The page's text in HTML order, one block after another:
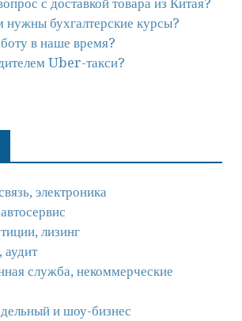
с доставкой товара из Китая?
нужны бухгалтерские курсы?
в наше время?
Uber-такси?
электроника
лизинг
аудит
служба, некоммерческие
и шоу-бизнес